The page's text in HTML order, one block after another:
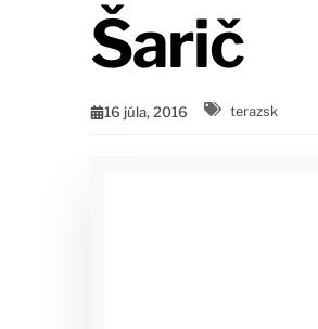
Šarič
16 júla, 2016 terazsk